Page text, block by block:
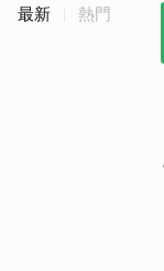
最新 熱門